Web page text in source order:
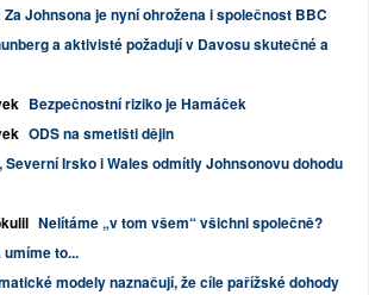
Johnsona je nyní ohrožena i společnost BBC
a aktivisté požadují v Davosu skutečné a
Bezpečnostní riziko je Hamáček
ODS na smetišti dějin
Severní Irsko i Wales odmítly Johnsonovu dohodu
Nelítáme „v tom všem“ všichni společně?
to...
modely naznačují, že cíle pařížské dohody